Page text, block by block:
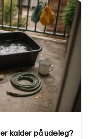
kalder på udeleg?